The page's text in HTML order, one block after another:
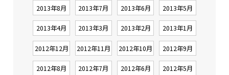
2013年8月 2013年7月 2013年6月 2013年5月
2013年4月 2013年3月 2013年2月 2013年1月
2012年12月 2012年11月 2012年10月 2012年9月
2012年8月 2012年7月 2012年6月 2012年5月